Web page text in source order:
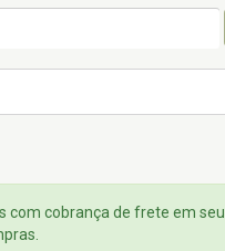
com cobrança de frete em seu